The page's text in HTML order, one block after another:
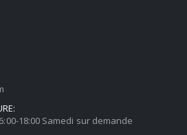
18:00 Samedi sur demande